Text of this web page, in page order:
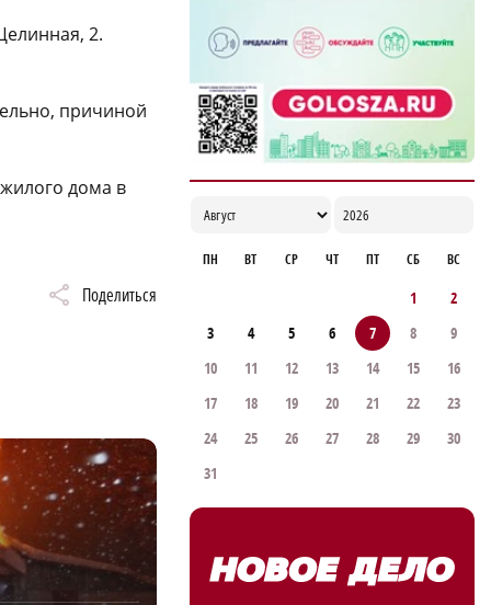
2.
причиной
дома в
Поделиться
14:51
ПН ВТ СР ЧТ ПТ СБ ВС
1
2
3
4 5 6 7 8
9
10
11 12 13 14 15
16
17
18 19 20 21 22
23
24
25 26 27 28 29
30
31